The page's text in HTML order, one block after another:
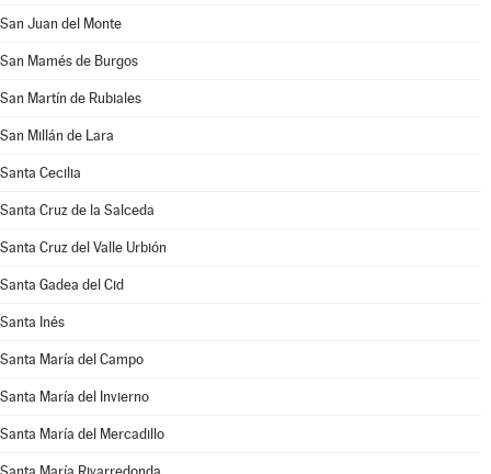
San Juan del Monte
San Mamés de Burgos
San Martín de Rubiales
San Millán de Lara
Santa Cecilia
Santa Cruz de la Salceda
Santa Cruz del Valle Urbión
Santa Gadea del Cid
Santa Inés
Santa María del Campo
Santa María del Invierno
Santa María del Mercadillo